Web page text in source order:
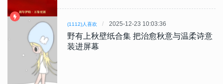
(1112)人喜欢 2025-12-23 10:03:36
野有上秋壁纸合集 把治愈秋意与温柔诗意
装进屏幕